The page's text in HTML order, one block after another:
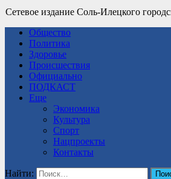
Сетевое издание Соль-Илецкого
Общество
Политика
Здоровье
Происшествия
Официально
ПОДКАСТ
Еще
Экономика
Культура
Спорт
Нацпроекты
Контакты
Найти: